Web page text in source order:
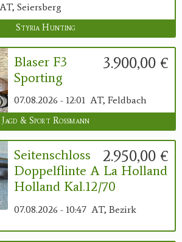
AT, Seiersberg
Styria Hunting
3.900,00 €
Blaser F3
Sporting
07.08.2026 - 12:01 AT, Feldbach
Jagd & Sport Rossmann
2.950,00 €
Seitenschloss
Doppelflinte A La Holland
Holland Kal.12/70
07.08.2026 - 10:47 AT, Bezirk